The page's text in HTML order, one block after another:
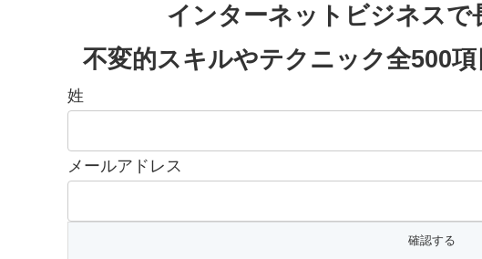
インターネットビジネスで
不変的スキルやテクニック全500
姓
メールアドレス